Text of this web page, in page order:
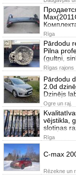
Rīga
Pārdodu
Pilna
(gultņi,
Rīgas rajons
Pārdodu
2.0d
Dzinējs
Ogre un raj.
vējstikla,
slotiņas
Rīga
C-max
Rēzekne un